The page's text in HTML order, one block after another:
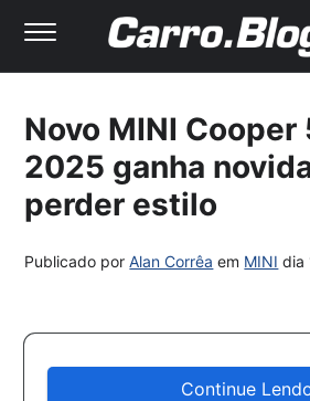
Novo MINI
2025 ganha
perder estilo
Publicado porAlan Corrêa em MINI dia
Continue